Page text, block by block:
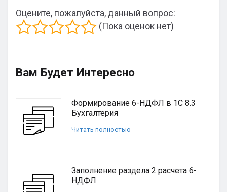
Оцените, пожалуйста, данный вопрос:
(Пока оценок нет)
Вам Будет Интересно
Формирование 6-НДФЛ в 1С 8.3
Бухгалтерия
Читать полностью
Заполнение раздела 2 расчета 6-
НДФЛ